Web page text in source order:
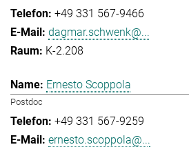
+49 331 567-9466
dagmar.schwenk@...
K-2.208
Ernesto Scoppola
Postdoc
+49 331 567-9259
ernesto.scoppola@...